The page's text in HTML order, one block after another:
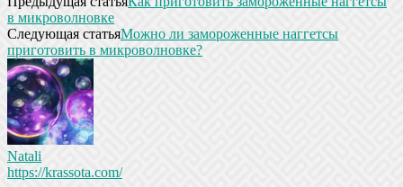
в микроволновке
Следующая статьяМожно ли замороженные наггетсы
приготовить в микроволновке?
Natali
https://krassota.com/